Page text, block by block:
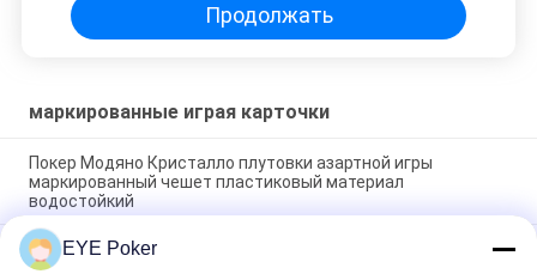
Продолжать
маркированные играя карточки
Покер Модяно Кристалло плутовки азартной игры
маркированный чешет пластиковый материал
водостойкий
Гибким игральные карты покера отмеченные размером для
играя в азартные игры обжуливать/волшебное шоу
EYE Poker